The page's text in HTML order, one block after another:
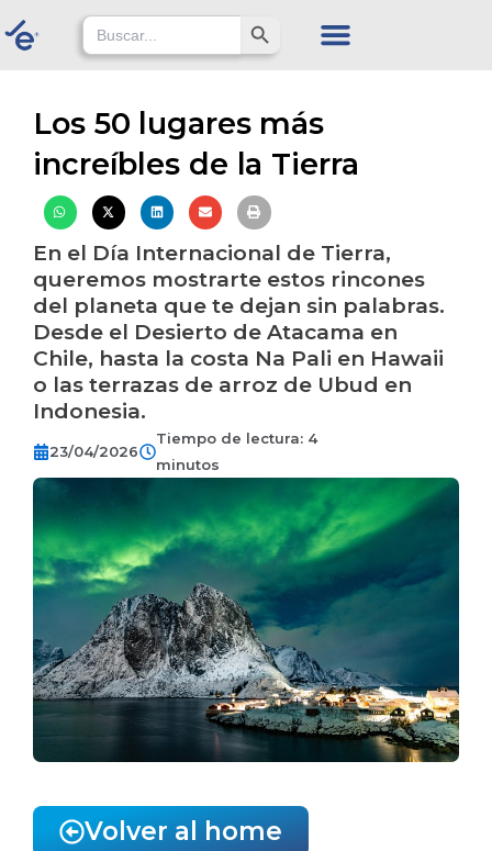
to
Search
for:
Search Button
Los 50 lugares más
increíbles de la Tierra
En el Día Internacional de Tierra,
queremos mostrarte estos rincones
del planeta que te dejan sin palabras.
Desde el Desierto de Atacama en
Chile, hasta la costa Na Pali en Hawaii
o las terrazas de arroz de Ubud en
Indonesia.
23/04/2026
Tiempo de lectura: 4
minutos
Volver al home